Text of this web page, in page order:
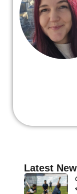
Latest